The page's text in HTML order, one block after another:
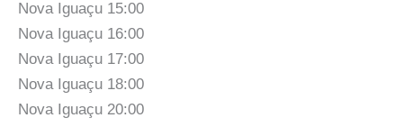
Nova Iguaçu 15:00
Nova Iguaçu 16:00
Nova Iguaçu 17:00
Nova Iguaçu 18:00
Nova Iguaçu 20:00